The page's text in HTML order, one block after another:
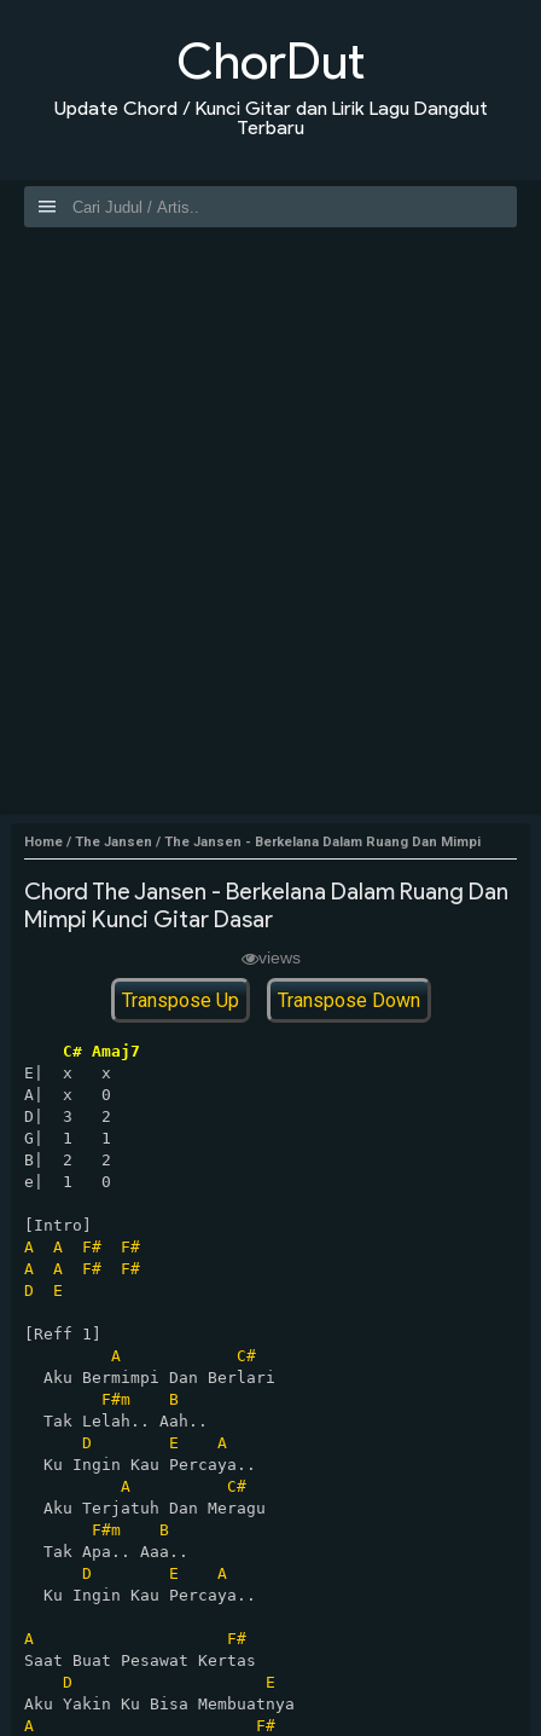
ChorDut
Update Chord / Kunci Gitar dan Lirik Lagu Dangdut
Terbaru
Home / The Jansen / The Jansen - Berkelana Dalam Ruang Dan Mimpi
Chord The Jansen - Berkelana Dalam Ruang Dan
Mimpi Kunci Gitar Dasar
views
Transpose Up Transpose Down
C# Amaj7
E|  x   x
A|  x   0
D|  3   2
G|  1   1
B|  2   2
e|  1   0
A
A F#
F#
A
A F#
F#
D
E
[Reff 1]
A
C#
  Aku Bermimpi Dan Berlari
F#m
B
  Tak Lelah.. Aah..
D
E
A
  Ku Ingin Kau Percaya..
A
C#
  Aku Terjatuh Dan Meragu
F#m
B
  Tak Apa.. Aaa..
D
E
A
  Ku Ingin Kau Percaya..
A
F#
Saat Buat Pesawat Kertas
D
E
A
F#